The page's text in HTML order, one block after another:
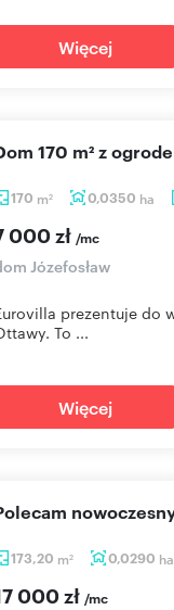
Więcej
170 m2 0,0350 ha
Dom 170 m² z
000 zł /mc
Józefosław
prezentuje do
To ...
Więcej
173,20 m2 0,0290 ha
Polecam
000 zł /mc